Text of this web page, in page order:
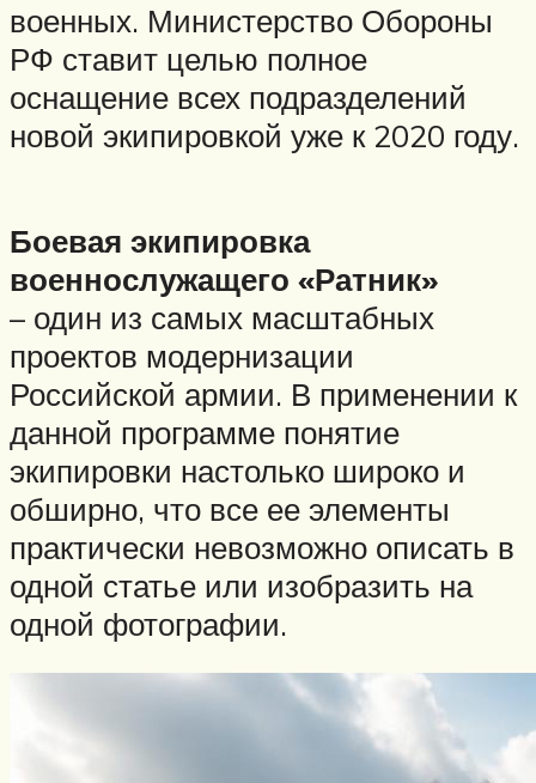
военных. Министерство Обороны
РФ ставит целью полное
оснащение всех подразделений
новой экипировкой уже к 2020 году.
Боевая экипировка
военнослужащего «Ратник»
– один из самых масштабных
проектов модернизации
Российской армии. В применении к
данной программе понятие
экипировки настолько широко и
обширно, что все ее элементы
практически невозможно описать в
одной статье или изобразить на
одной фотографии.